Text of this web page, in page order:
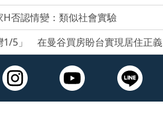
否認情變：類似社會實驗
1/5」 在曼谷買房盼台實現居住正義